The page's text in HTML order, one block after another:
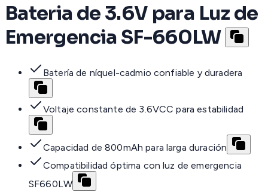
Bateria de 3.6V para Luz de
Emergencia SF-660LW
Batería de níquel-cadmio confiable y duradera
Voltaje constante de 3.6VCC para estabilidad
Capacidad de 800mAh para larga duración
Compatibilidad óptima con luz de emergencia
SF660LW